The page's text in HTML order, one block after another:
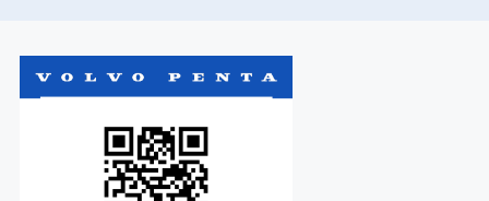
Onderdelen
Bedrijfsvaart